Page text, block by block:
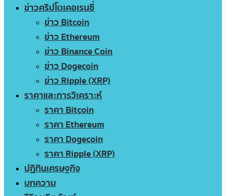
ข่าวคริปโตเคอเรนซี่
ข่าว Bitcoin
ข่าว Ethereum
ข่าว Binance Coin
ข่าว Dogecoin
ข่าว Ripple (XRP)
ราคาและการวิเคราะห์
ราคา Bitcoin
ราคา Ethereum
ราคา Dogecoin
ราคา Ripple (XRP)
ปฏิทินเศรษฐกิจ
บทความ